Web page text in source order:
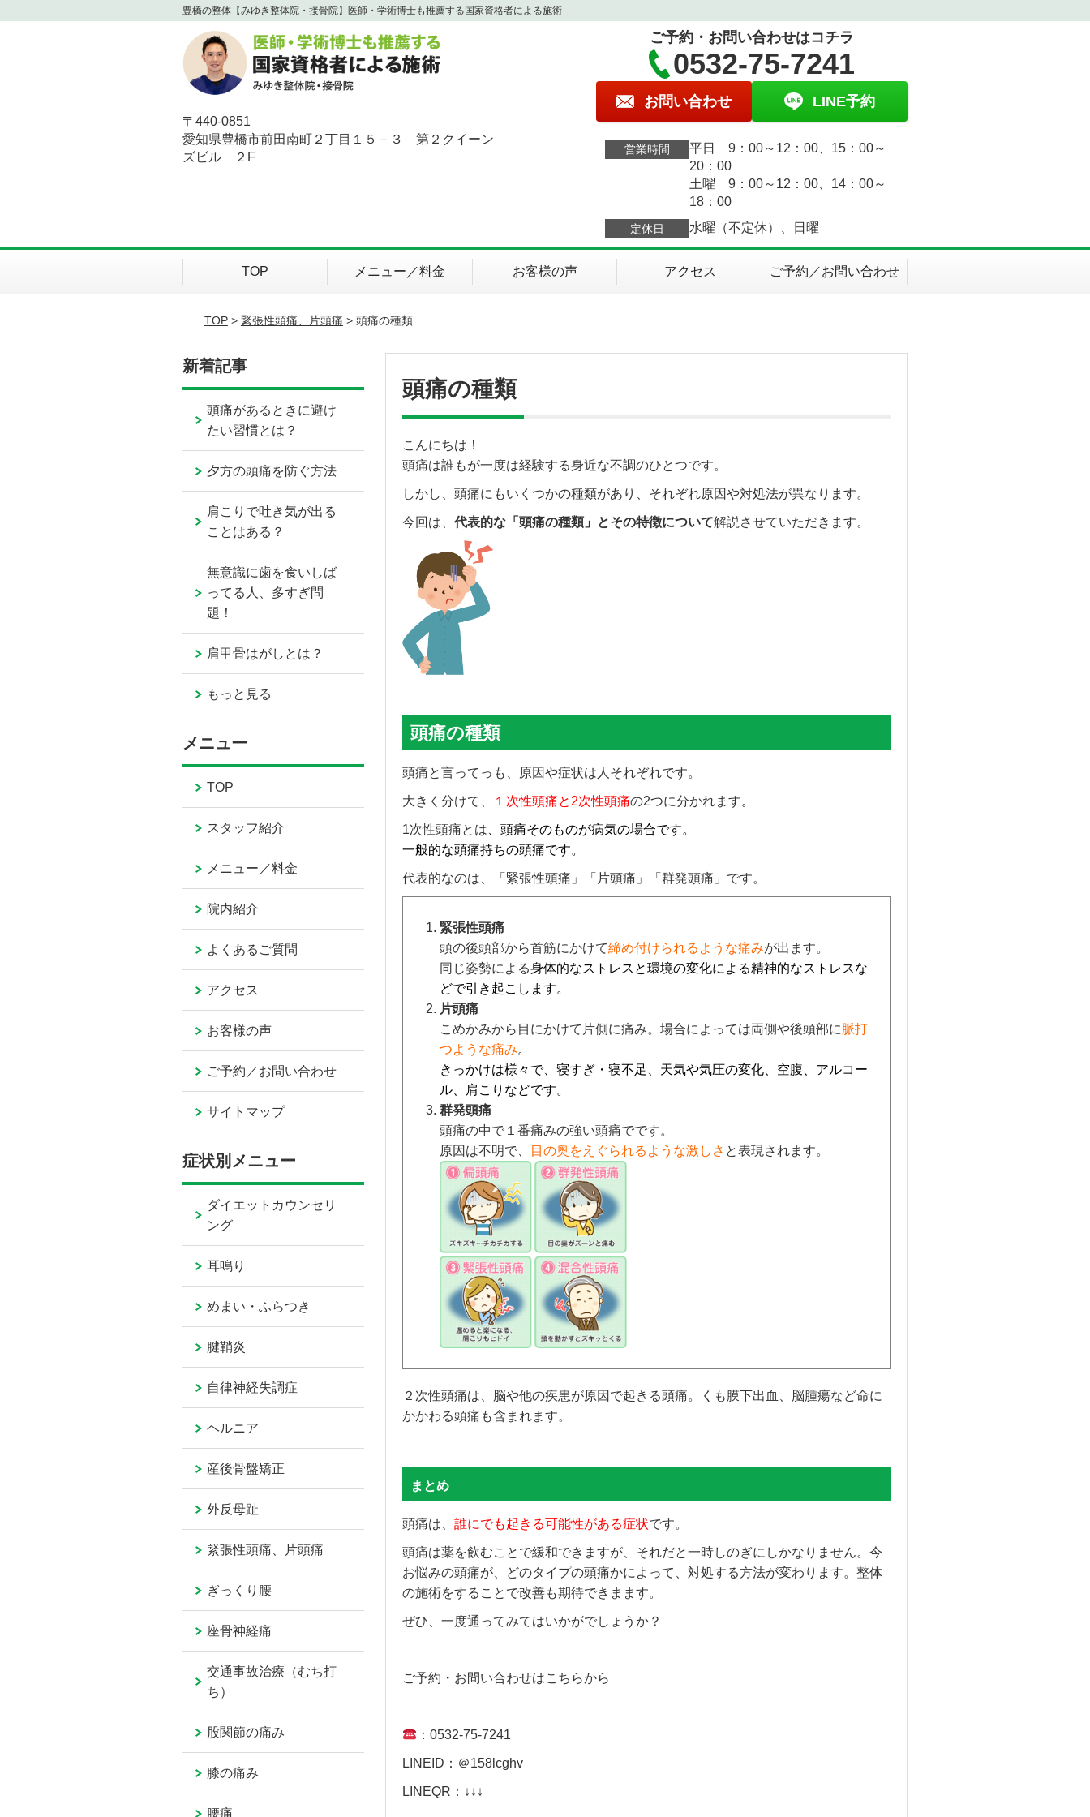
豊橋の整体【みゆき整体院・接骨院】医師・学術博士も推薦する国家資格者による施術
〒440-0851
愛知県豊橋市前田南町２丁目１５－３ 第２クイーン
ズビル ２F
ご予約・お問い合わせはコチラ
0532-75-7241
お問い合わせ LINE予約
営業時間
平日 9：00～12：00、15：00～
20：00
土曜 9：00～12：00、14：00～
18：00
定休日 水曜（不定休）、日曜
TOP メニュー／料金 お客様の声 アクセス ご予約／お問い合わせ
TOP> 緊張性頭痛、片頭痛 > 頭痛の種類
頭痛の種類
こんにちは！
頭痛は誰もが一度は経験する身近な不調のひとつです。
しかし、頭痛にもいくつかの種類があり、それぞれ原因や対処法が異なります。
今回は、 代表的な「頭痛の種類」とその特徴について解説させていただきます。
頭痛の種類
頭痛と言ってっも、原因や症状は人それぞれです。
大きく分けて、 １次性頭痛と2次性頭痛の2つに分かれます。
1次性頭痛とは 、頭痛そのものが病気の場合です。
一般的な頭痛持ちの頭痛です。
代表的なのは、「緊張性頭痛」「片頭痛」「群発頭痛」です。
緊張性頭痛
頭の後頭部から首筋にかけて締め付けられるような痛みが出ます。
同じ姿勢による身体的なストレスと環境の変化による精神的なストレスな
どで引き起こします。
片頭痛
こめかみから目にかけて片側に痛み。場合によっては両側や後頭部に脈打
つような痛み。
きっかけは様々で、寝すぎ・寝不足、天気や気圧の変化、空腹、アルコー
ル、肩こりなどです。
群発頭痛
頭痛の中で１番痛みの強い頭痛でです。
原因は不明で、
目の奥をえぐられるような激しさ と表現されます。
２次性頭痛は、脳や他の疾患が原因で起きる頭痛。くも膜下出血、脳腫瘍など命に
かかわる頭痛も含まれます。
まとめ
頭痛は、 誰にでも起きる可能性がある症状です。
頭痛は薬を飲むことで緩和できますが、それだと一時しのぎにしかなりません。今
お悩みの頭痛が、どのタイプの頭痛かによって、対処する方法が変わります。整体
の施術をすることで改善も期待できまます。
ぜひ、一度通ってみてはいかがでしょうか？
ご予約・お問い合わせはこちらから
：0532-75-7241
LINEID：＠158lcghv
LINEQR：↓↓↓
新着記事
頭痛があるときに避け
たい習慣とは？
夕方の頭痛を防ぐ方法
肩こりで吐き気が出る
ことはある？
無意識に歯を食いしば
ってる人、多すぎ問
題！
肩甲骨はがしとは？
もっと見る
メニュー
TOP
スタッフ紹介
メニュー／料金
院内紹介
よくあるご質問
アクセス
お客様の声
ご予約／お問い合わせ
サイトマップ
症状別メニュー
ダイエットカウンセリ
ング
耳鳴り
めまい・ふらつき
腱鞘炎
自律神経失調症
ヘルニア
産後骨盤矯正
外反母趾
緊張性頭痛、片頭痛
ぎっくり腰
座骨神経痛
交通事故治療（むち打
ち）
股関節の痛み
膝の痛み
腰痛